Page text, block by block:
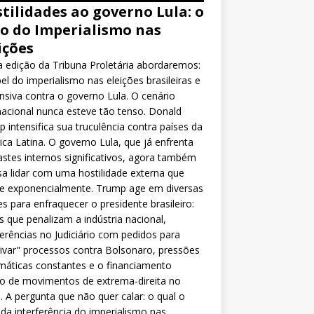
ao governo Lula: o
do Imperialismo nas
edição da Tribuna Proletária abordaremos:
do imperialismo nas eleições brasileiras e
contra o governo Lula. O cenário
nunca esteve tão tenso. Donald
intensifica sua truculência contra países da
Latina. O governo Lula, que já enfrenta
internos significativos, agora também
lidar com uma hostilidade externa que
exponencialmente. Trump age em diversas
para enfraquecer o presidente brasileiro:
que penalizam a indústria nacional,
no Judiciário com pedidos para
processos contra Bolsonaro, pressões
constantes e o financiamento
de movimentos de extrema-direita no
A pergunta que não quer calar: o qual o
interferência do imperialismo nas